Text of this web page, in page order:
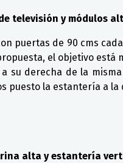
televisión y módulos
puertas de 90 cms
el objetivo está
su derecha de la
puesto la estantería a
alta y estantería